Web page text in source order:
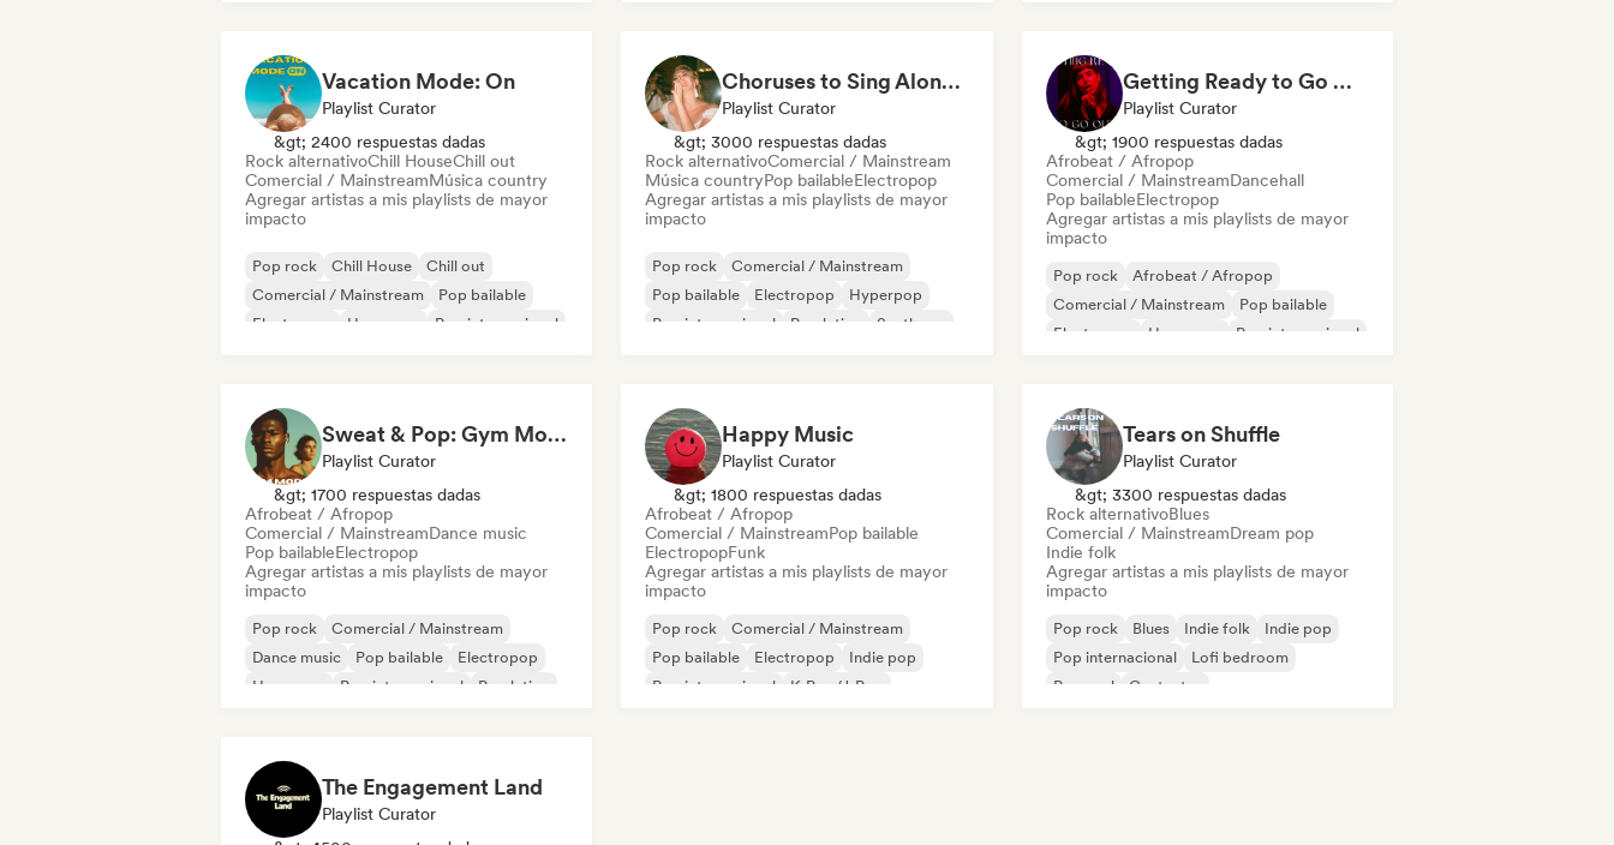
Vacation Mode: On
Playlist Curator
&gt; 2400 respuestas dadas
Rock alternativoChill HouseChill out
Comercial / MainstreamMúsica country
Agregar artistas a mis playlists de mayor
impacto
Pop rock Chill House
Chill out
Comercial / Mainstream
Pop bailable
Electropop
Hyperpop Pop internacional
Choruses to Sing Along To
Playlist Curator
&gt; 3000 respuestas dadas
Rock alternativoComercial / Mainstream
Música countryPop bailableElectropop
Agregar artistas a mis playlists de mayor
impacto
Pop rock
Comercial / Mainstream
Pop bailable
Electropop
Hyperpop
Pop internacional
Pop latino Synthpop
Getting Ready to Go Out 🍒💋
Playlist Curator
&gt; 1900 respuestas dadas
Afrobeat / Afropop
Comercial / MainstreamDancehall
Pop bailableElectropop
Agregar artistas a mis playlists de mayor
impacto
Pop rock
Afrobeat / Afropop
Comercial / Mainstream
Pop bailable
Electropop
Hyperpop
Pop internacional
Sweat & Pop: Gym Mode 💦
Playlist Curator
&gt; 1700 respuestas dadas
Afrobeat / Afropop
Comercial / MainstreamDance music
Pop bailableElectropop
Agregar artistas a mis playlists de mayor
impacto
Pop rock
Comercial / Mainstream
Dance music
Pop bailable
Electropop
Hyperpop
Pop internacional Pop latino
Happy Music
Playlist Curator
&gt; 1800 respuestas dadas
Afrobeat / Afropop
Comercial / MainstreamPop bailable
ElectropopFunk
Agregar artistas a mis playlists de mayor
impacto
Pop rock
Comercial / Mainstream
Pop bailable
Electropop
Indie pop
Pop internacional
K-Pop/J-Pop
Tears on Shuffle
Playlist Curator
&gt; 3300 respuestas dadas
Rock alternativoBlues
Comercial / MainstreamDream pop
Indie folk
Agregar artistas a mis playlists de mayor
impacto
Pop rock Blues Indie folk
Indie pop
Pop internacional
Lofi bedroom
Pop soul
Cantautor
The Engagement Land
Playlist Curator